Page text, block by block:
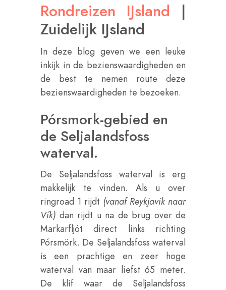
Rondreizen IJsland |
Zuidelijk IJsland
In deze blog geven we een leuke
inkijk in de bezienswaardigheden en
de best te nemen route deze
bezienswaardigheden te bezoeken.
Pórsmork-gebied en
de Seljalandsfoss
waterval.
De Seljalandsfoss waterval is erg
makkelijk te vinden. Als u over
ringroad 1 rijdt (vanaf Reykjavik naar
Vík) dan rijdt u na de brug over de
Markarfljót direct links richting
Pórsmörk. De Seljalandsfoss waterval
is een prachtige en zeer hoge
waterval van maar liefst 65 meter.
De klif waar de Seljalandsfoss